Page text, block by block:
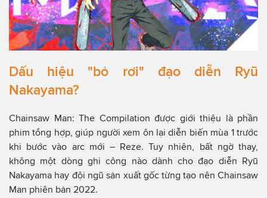
Dấu hiệu "bỏ rơi" đạo diễn Ryū
Nakayama?
Chainsaw Man: The Compilation được giới thiệu là phần
phim tổng hợp, giúp người xem ôn lại diễn biến mùa 1 trước
khi bước vào arc mới – Reze. Tuy nhiên, bất ngờ thay,
không một dòng ghi công nào dành cho đạo diễn Ryū
Nakayama hay đội ngũ sản xuất gốc từng tạo nên Chainsaw
Man phiên bản 2022.